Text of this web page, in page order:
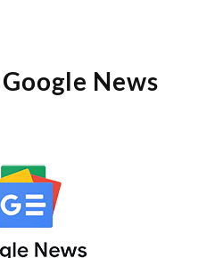
News